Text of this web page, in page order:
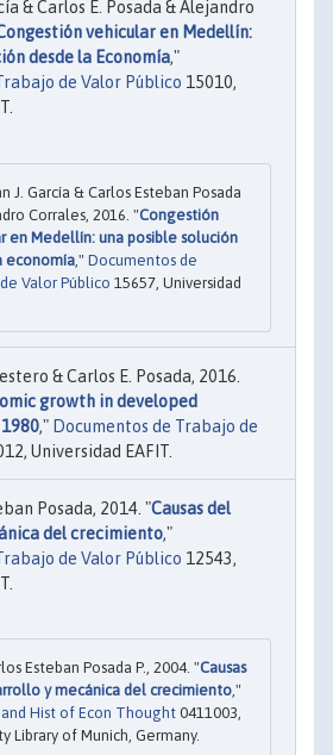
& Carlos E. Posada & Alejandro
vehicular en Medellín:
desde la Economía,"
de Valor Público 15010,
J. García & Carlos Esteban Posada
Corrales, 2016. "Congestión
en Medellín: una posible solución
economía ," Documentos de
Valor Público 15657, Universidad
& Carlos E. Posada, 2016.
growth in developed
," Documentos de Trabajo de
Universidad EAFIT.
Posada, 2014. "Causas del
del crecimiento,"
de Valor Público 12543,
Esteban Posada P., 2004. "Causas
y mecánica del crecimiento,"
Hist of Econ Thought0411003,
Library of Munich, Germany.